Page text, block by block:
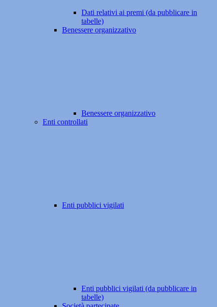
Dati relativi ai premi (da pubblicare in
tabelle)
Benessere organizzativo
Benessere organizzativo
Enti controllati
Enti pubblici vigilati
Enti pubblici vigilati (da pubblicare in
tabelle)